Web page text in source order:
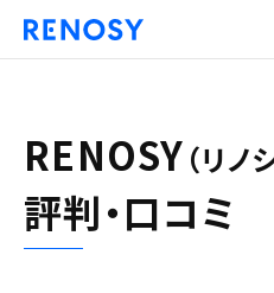
RENOSY （リノ
評判・口コミ